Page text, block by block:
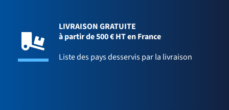
LIVRAISON GRATUITE
à partir de 500 € HT en France
Liste des pays desservis par la livraison